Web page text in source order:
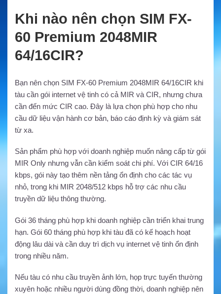
Khi nào nên chọn SIM FX-
60 Premium 2048MIR
64/16CIR?
Bạn nên chọn SIM FX-60 Premium 2048MIR 64/16CIR khi
tàu cần gói internet vệ tinh có cả MIR và CIR, nhưng chưa
cần đến mức CIR cao. Đây là lựa chọn phù hợp cho nhu
cầu dữ liệu vận hành cơ bản, báo cáo định kỳ và giám sát
từ xa.
Sản phẩm phù hợp với doanh nghiệp muốn nâng cấp từ gói
MIR Only nhưng vẫn cần kiểm soát chi phí. Với CIR 64/16
kbps, gói này tạo thêm nền tảng ổn định cho các tác vụ
nhỏ, trong khi MIR 2048/512 kbps hỗ trợ các nhu cầu
truyền dữ liệu thông thường.
Gói 36 tháng phù hợp khi doanh nghiệp cần triển khai trung
hạn. Gói 60 tháng phù hợp khi tàu đã có kế hoạch hoạt
động lâu dài và cần duy trì dịch vụ internet vệ tinh ổn định
trong nhiều năm.
Nếu tàu có nhu cầu truyền ảnh lớn, họp trực tuyến thường
xuyên hoặc nhiều người dùng đồng thời, doanh nghiệp nên